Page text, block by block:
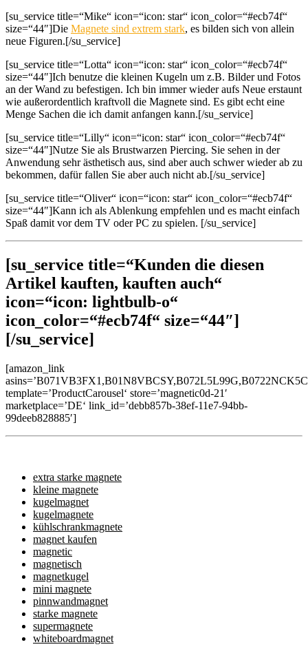
[su_service title=“Mike“ icon=“icon: star“ icon_color=“#ecb74f“
size=“44″]Die Magnete sind extrem stark, es bilden sich von allein
neue Figuren.[/su_service]
[su_service title=“Lotta“ icon=“icon: star“ icon_color=“#ecb74f“
size=“44″]Ich benutze die kleinen Kugeln um z.B. Bilder und Fotos
an der Wand zu befestigen. Ich bin immer wieder aufs Neue erstaunt
wie außerordentlich kraftvoll die Magnete sind. Es gibt echt eine
Menge Sachen die ich damit anfangen kann.[/su_service]
[su_service title=“Lilly“ icon=“icon: star“ icon_color=“#ecb74f“
size=“44″]Nutze Sie als Brustwarzen Piercing. Sie sehen in der
Anwendung sehr ästhetisch aus, sind aber auch schwer wieder ab zu
bekommen, dafür fallen Sie aber auch nicht ab.[/su_service]
[su_service title=“Oliver“ icon=“icon: star“ icon_color=“#ecb74f“
size=“44″]Kann ich als Ablenkung empfehlen und es macht einfach
Spaß damit vor dem TV oder PC zu spielen. [/su_service]
[su_service title=“Kunden die diesen
Artikel kauften, kauften auch“
icon=“icon: lightbulb-o“
icon_color=“#ecb74f“ size=“44″]
[/su_service]
[amazon_link
template=’ProductCarousel‘ store=’magnetic0d-21′
marketplace=’DE‘ link_id=’debb857b-38ef-11e7-94bb-
99deeb828885′]
extra starke magnete
kleine magnete
kugelmagnet
kugelmagnete
kühlschrankmagnete
magnet kaufen
magnetic
magnetisch
magnetkugel
mini magnete
pinnwandmagnet
starke magnete
supermagnete
whiteboardmagnet